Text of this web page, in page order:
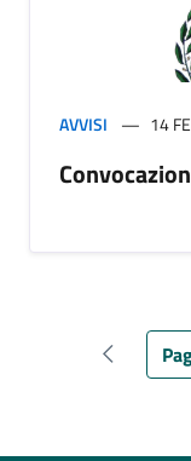
AVVISI 14
Pagina